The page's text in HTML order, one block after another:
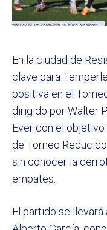
En la ciudad de
clave para
positiva en el
dirigido por Walter
Ever con el
de Torneo
sin conocer la
empates.
El partido se